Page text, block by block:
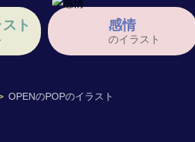
OPENのPOPのイラスト
ト 感情
のイラスト